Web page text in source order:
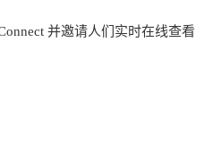
并邀请人们实时在线查看